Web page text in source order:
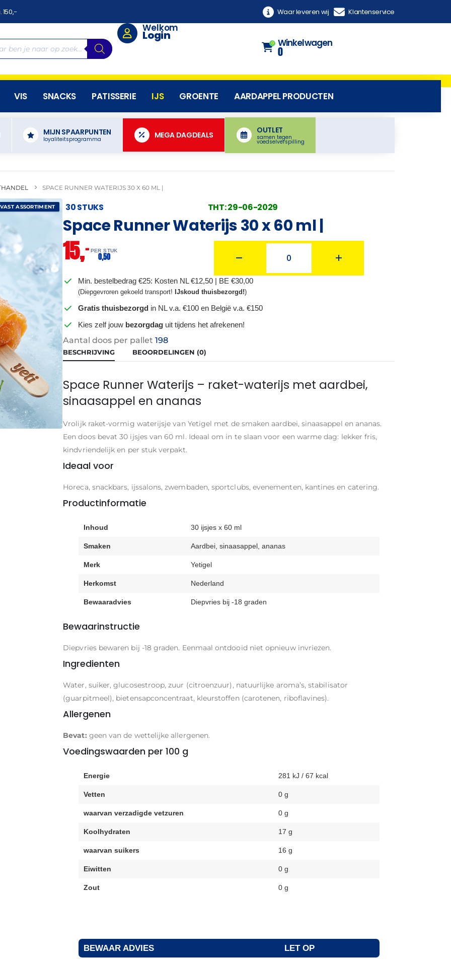
150,- Waar leveren wij Klantenservice
Welkom
Login
0 Winkelwagen
0
VIS SNACKS PATISSERIE IJS GROENTE AARDAPPEL PRODUCTEN
MIJN SPAARPUNTEN
loyaliteitsprogramma MEGA DAGDEALS
OUTLET
samen tegen
voedselverspilling
SPACE RUNNER WATERIJS 30 X 60 ML |
ASSORTIMENT 30 STUKS THT: 29-06-2029
Space Runner Waterijs 30 x 60 ml |
15,– PER STUK
0,50
Min. bestelbedrag €25: Kosten NL €12,50 | BE €30,00
(Diepgevroren gekoeld transport!IJskoud thuisbezorgd!)
Gratis thuisbezorgd in NL v.a. €100 en België v.a. €150
Kies zelf jouw bezorgdag uit tijdens het afrekenen!
Aantal doos per pallet198
BESCHRIJVING BEOORDELINGEN (0)
Space Runner Waterijs – raket-waterijs met aardbei,
sinaasappel en ananas
Vrolijk raket-vormig waterijsje van Yetigel met de smaken aardbei, sinaasappel en ananas.
Een doos bevat 30 ijsjes van 60 ml. Ideaal om in te slaan voor een warme dag: lekker fris,
kindvriendelijk en per stuk verpakt.
Ideaal voor
Horeca, snackbars, ijssalons, zwembaden, sportclubs, evenementen, kantines en catering.
Productinformatie
Inhoud 30 ijsjes x 60 ml
Smaken Aardbei, sinaasappel, ananas
Merk Yetigel
Herkomst Nederland
Bewaaradvies Diepvries bij -18 graden
Bewaarinstructie
Diepvries bewaren bij -18 graden. Eenmaal ontdooid niet opnieuw invriezen.
Ingredienten
Water, suiker, glucosestroop, zuur (citroenzuur), natuurlijke aroma’s, stabilisator
(guarpitmeel), bietensapconcentraat, kleurstoffen (carotenen, riboflavines).
Allergenen
Bevat: geen van de wettelijke allergenen.
Voedingswaarden per 100 g
Energie 281 kJ / 67 kcal
Vetten 0 g
waarvan verzadigde vetzuren 0 g
Koolhydraten 17 g
waarvan suikers 16 g
Eiwitten 0 g
Zout 0 g
BEWAAR ADVIES LET OP